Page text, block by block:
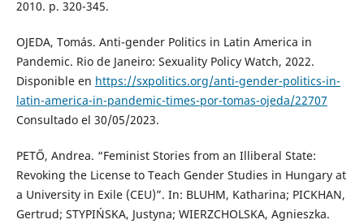
2010. p. 320-345.
OJEDA, Tomás. Anti-gender Politics in Latin America in
Pandemic. Rio de Janeiro: Sexuality Policy Watch, 2022.
Disponible en https://sxpolitics.org/anti-gender-politics-in-
latin-america-in-pandemic-times-por-tomas-ojeda/22707
Consultado el 30/05/2023.
PETŐ, Andrea. “Feminist Stories from an Illiberal State:
Revoking the License to Teach Gender Studies in Hungary at
a University in Exile (CEU)”. In: BLUHM, Katharina; PICKHAN,
Gertrud; STYPIŃSKA, Justyna; WIERZCHOLSKA, Agnieszka.